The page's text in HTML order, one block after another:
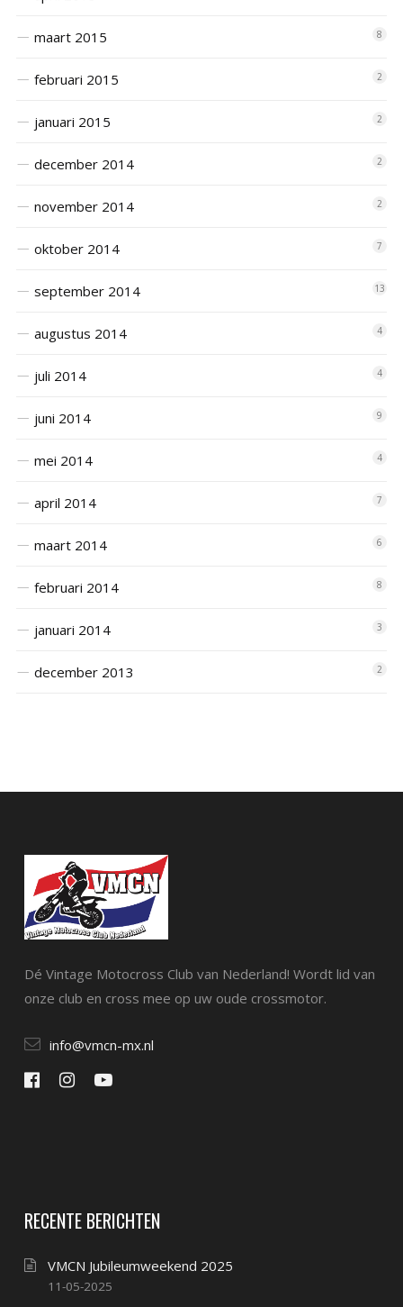
maart 2015 8
februari 2015 2
januari 2015 2
december 2014 2
november 2014 2
oktober 2014 7
september 2014 13
augustus 2014 4
juli 2014 4
juni 2014 9
mei 2014 4
april 2014 7
maart 2014 6
februari 2014 8
januari 2014 3
december 2013 2
Dé Vintage Motocross Club van Nederland! Wordt lid van
onze club en cross mee op uw oude crossmotor.
info@vmcn-mx.nl
RECENTE BERICHTEN
VMCN Jubileumweekend 2025
11-05-2025